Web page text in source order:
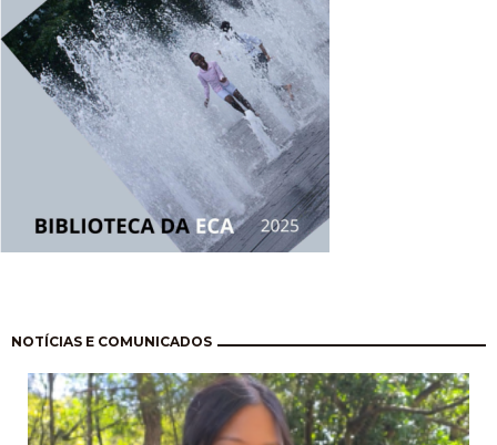
NOTÍCIAS E COMUNICADOS
Paginação